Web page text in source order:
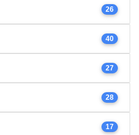
26
40
27
28
17